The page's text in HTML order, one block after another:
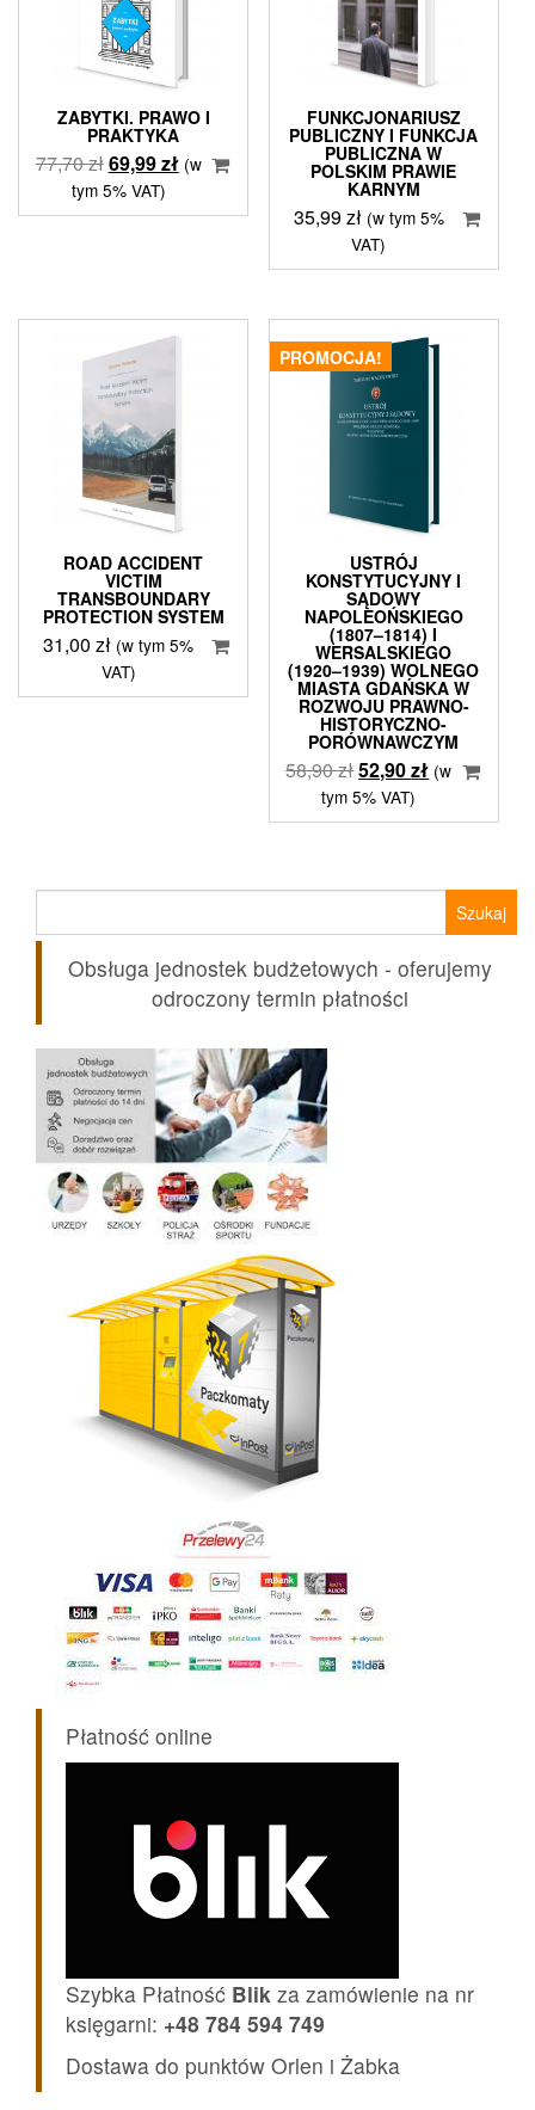
ZABYTKI. PRAWO I
PRAKTYKA
77,70złPierwotna
cena
wynosiła:
69,99złAktualna
wynosi:
(w
tym 5% VAT)
FUNKCJONARIUSZ
PUBLICZNY I FUNKCJA
PUBLICZNA W
POLSKIM PRAWIE
KARNYM
35,99zł (w tym 5%
VAT)
ROAD ACCIDENT
VICTIM
TRANSBOUNDARY
PROTECTION SYSTEM
31,00zł (w tym 5%
VAT)
PROMOCJA!
USTRÓJ
KONSTYTUCYJNY I
SĄDOWY
NAPOLEOŃSKIEGO
(1807–1814) I
WERSALSKIEGO
(1920–1939) WOLNEGO
MIASTA GDAŃSKA W
ROZWOJU PRAWNO-
HISTORYCZNO-
PORÓWNAWCZYM
58,90złPierwotna
cena
wynosiła:
52,90złAktualna
wynosi:
(w
tym 5% VAT)
Obsługa jednostek budżetowych - oferujemy
odroczony termin płatności
Płatność online
Szybka Płatność Blik za zamówienie na nr
księgarni: +48 784 594 749
Dostawa do punktów Orlen i Żabka